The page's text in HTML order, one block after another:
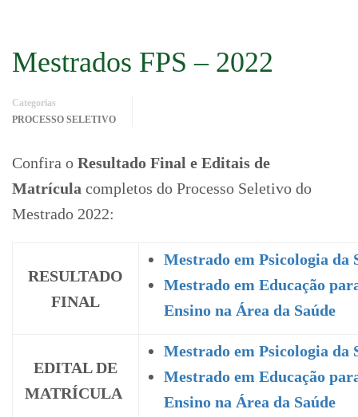
Mestrados FPS – 2022
Categorias
PROCESSO SELETIVO
Confira o Resultado Final e Editais de
Matrícula completos do Processo Seletivo do
Mestrado 2022:
RESULTADO
FINAL
Mestrado em Psicologia da
Mestrado em Educação
Ensino na Área da Saúde
EDITAL DE
MATRÍCULA
Mestrado em Psicologia da
Mestrado em Educação
Ensino na Área da Saúde